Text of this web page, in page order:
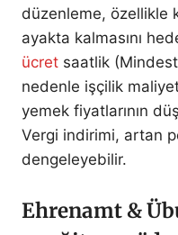
düzenleme, özellikle
ayakta kalmasını
ücret saatlik
nedenle işçilik
yemek fiyatlarının
Vergi indirimi, artan
dengeleyebilir.
Ehrenamt &